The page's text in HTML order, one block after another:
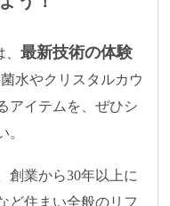
最新技術の体験
水やクリスタルカウ
アイテムを、ぜひシ
。
創業から30年以上に
ど住まい全般のリフ